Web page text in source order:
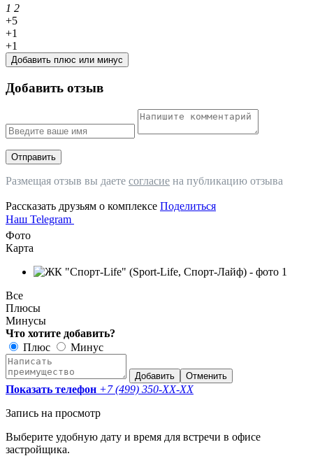
1 2
+5
+1
+1
Добавить плюс или минус
Добавить отзыв
Отправить
Размещая отзыв вы даете согласие на публикацию отзыва
Рассказать друзьям о комплексе Поделиться
Наш Telegram
Фото
Карта
Все
Плюсы
Минусы
Что хотите добавить?
Плюс
Минус
Добавить Отменить
Показать телефон +7 (499) 350-XX-XX
Запись на просмотр
Выберите удобную дату и время для встречи в офисе
застройщика.